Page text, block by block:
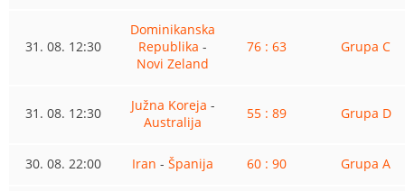
31. 08. 12:30
Dominikanska
Republika -
Novi Zeland
76 : 63 Grupa C
31. 08. 12:30 Južna Koreja -
Australija
55 : 89 Grupa D
30. 08. 22:00 Iran - Španija 60 : 90 Grupa A